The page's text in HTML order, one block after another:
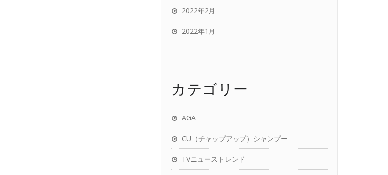
2022年2月
2022年1月
カテゴリー
AGA
CU（チャップアップ）シャンプー
TVニューストレンド